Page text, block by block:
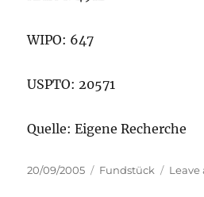
WIPO: 647
USPTO: 20571
Quelle: Eigene Recherche
Posted
20/09/2005 Categories
Fundstück